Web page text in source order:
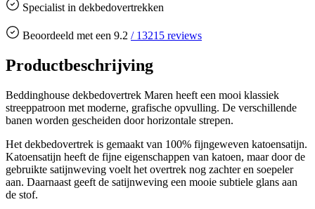
Specialist in dekbedovertrekken
Beoordeeld met een 9.2 / 13215 reviews
Productbeschrijving
Beddinghouse dekbedovertrek Maren heeft een mooi klassiek
streeppatroon met moderne, grafische opvulling. De verschillende
banen worden gescheiden door horizontale strepen.
Het dekbedovertrek is gemaakt van 100% fijngeweven katoensatijn.
Katoensatijn heeft de fijne eigenschappen van katoen, maar door de
gebruikte satijnweving voelt het overtrek nog zachter en soepeler
aan. Daarnaast geeft de satijnweving een mooie subtiele glans aan
de stof.